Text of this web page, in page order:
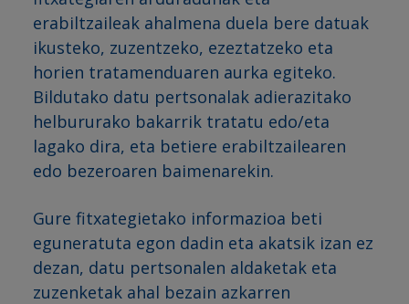
erabiltzaileak ahalmena duela bere datuak
ikusteko, zuzentzeko, ezeztatzeko eta
horien tratamenduaren aurka egiteko.
Bildutako datu pertsonalak adierazitako
helbururako bakarrik tratatu edo/eta
lagako dira, eta betiere erabiltzailearen
edo bezeroaren baimenarekin.
Gure fitxategietako informazioa beti
eguneratuta egon dadin eta akatsik izan ez
dezan, datu pertsonalen aldaketak eta
zuzenketak ahal bezain azkarren